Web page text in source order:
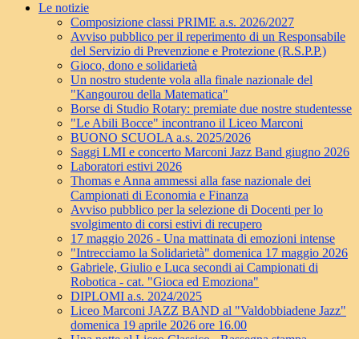
Le notizie
Composizione classi PRIME a.s. 2026/2027
Avviso pubblico per il reperimento di un Responsabile
del Servizio di Prevenzione e Protezione (R.S.P.P.)
Gioco, dono e solidarietà
Un nostro studente vola alla finale nazionale del
"Kangourou della Matematica"
Borse di Studio Rotary: premiate due nostre studentesse
"Le Abili Bocce" incontrano il Liceo Marconi
BUONO SCUOLA a.s. 2025/2026
Saggi LMI e concerto Marconi Jazz Band giugno 2026
Laboratori estivi 2026
Thomas e Anna ammessi alla fase nazionale dei
Campionati di Economia e Finanza
Avviso pubblico per la selezione di Docenti per lo
svolgimento di corsi estivi di recupero
17 maggio 2026 - Una mattinata di emozioni intense
"Intrecciamo la Solidarietà" domenica 17 maggio 2026
Gabriele, Giulio e Luca secondi ai Campionati di
Robotica - cat. "Gioca ed Emoziona"
DIPLOMI a.s. 2024/2025
Liceo Marconi JAZZ BAND al "Valdobbiadene Jazz"
domenica 19 aprile 2026 ore 16.00